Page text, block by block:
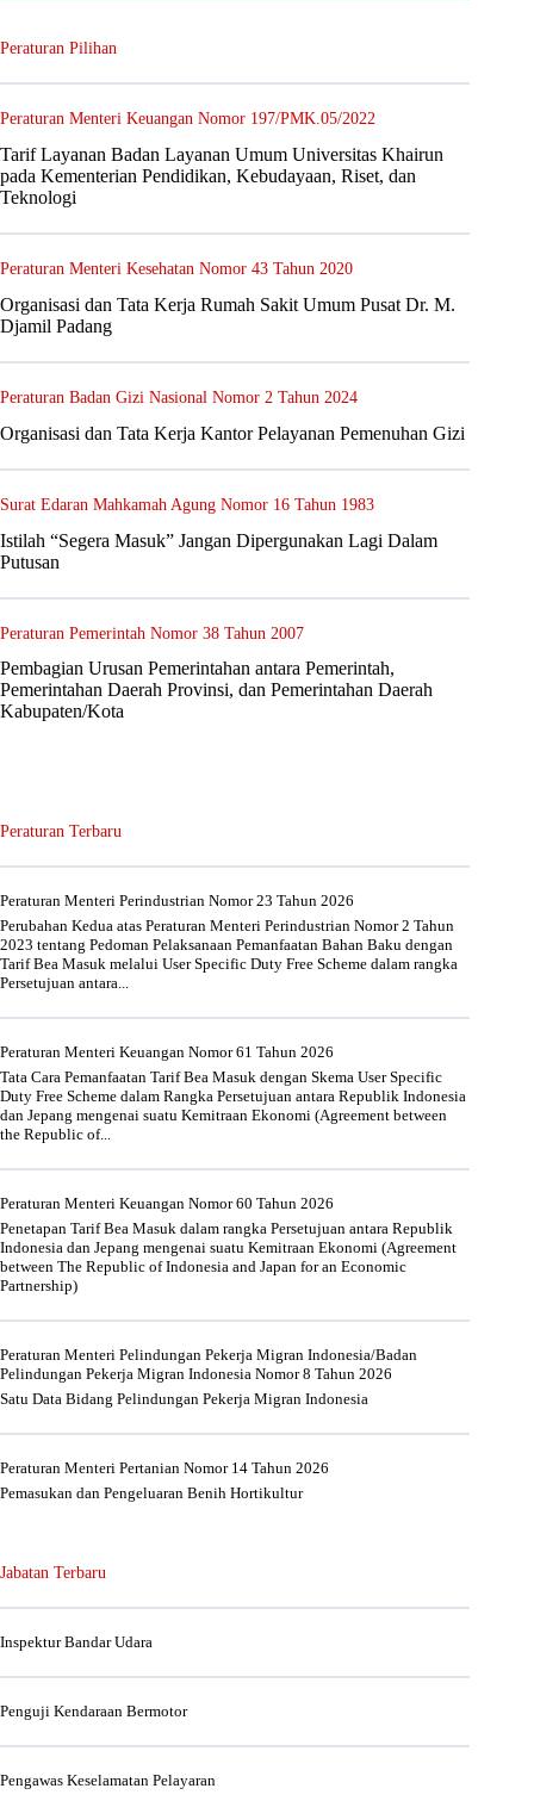
Peraturan Pilihan
Peraturan Menteri Keuangan Nomor 197/PMK.05/2022
Tarif Layanan Badan Layanan Umum Universitas Khairun
pada Kementerian Pendidikan, Kebudayaan, Riset, dan
Teknologi
Peraturan Menteri Kesehatan Nomor 43 Tahun 2020
Organisasi dan Tata Kerja Rumah Sakit Umum Pusat Dr. M.
Djamil Padang
Peraturan Badan Gizi Nasional Nomor 2 Tahun 2024
Organisasi dan Tata Kerja Kantor Pelayanan Pemenuhan Gizi
Surat Edaran Mahkamah Agung Nomor 16 Tahun 1983
Istilah “Segera Masuk” Jangan Dipergunakan Lagi Dalam
Putusan
Peraturan Pemerintah Nomor 38 Tahun 2007
Pembagian Urusan Pemerintahan antara Pemerintah,
Pemerintahan Daerah Provinsi, dan Pemerintahan Daerah
Kabupaten/Kota
Peraturan Terbaru
Peraturan Menteri Perindustrian Nomor 23 Tahun 2026
Perubahan Kedua atas Peraturan Menteri Perindustrian Nomor 2 Tahun
2023 tentang Pedoman Pelaksanaan Pemanfaatan Bahan Baku dengan
Tarif Bea Masuk melalui User Specific Duty Free Scheme dalam rangka
Persetujuan antara...
Peraturan Menteri Keuangan Nomor 61 Tahun 2026
Tata Cara Pemanfaatan Tarif Bea Masuk dengan Skema User Specific
Duty Free Scheme dalam Rangka Persetujuan antara Republik Indonesia
dan Jepang mengenai suatu Kemitraan Ekonomi (Agreement between
the Republic of...
Peraturan Menteri Keuangan Nomor 60 Tahun 2026
Penetapan Tarif Bea Masuk dalam rangka Persetujuan antara Republik
Indonesia dan Jepang mengenai suatu Kemitraan Ekonomi (Agreement
between The Republic of Indonesia and Japan for an Economic
Partnership)
Peraturan Menteri Pelindungan Pekerja Migran Indonesia/Badan
Pelindungan Pekerja Migran Indonesia Nomor 8 Tahun 2026
Satu Data Bidang Pelindungan Pekerja Migran Indonesia
Peraturan Menteri Pertanian Nomor 14 Tahun 2026
Pemasukan dan Pengeluaran Benih Hortikultur
Jabatan Terbaru
Inspektur Bandar Udara
Penguji Kendaraan Bermotor
Pengawas Keselamatan Pelayaran